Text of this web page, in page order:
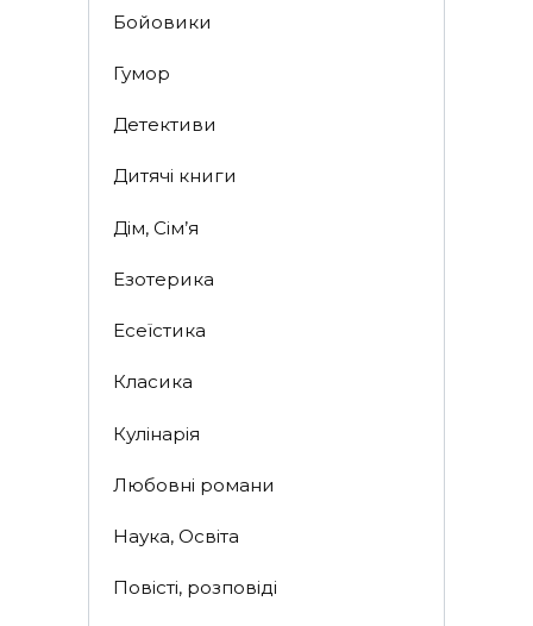
Бойовики
Гумор
Детективи
Дитячі книги
Дім, Сім’я
Езотерика
Есеїстика
Класика
Кулінарія
Любовні романи
Наука, Освіта
Повісті, розповіді